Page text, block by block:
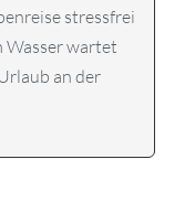
stressfrei
Wasser wartet
an der